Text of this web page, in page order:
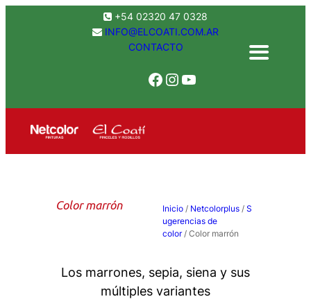
+54 02320 47 0328
INFO@ELCOATI.COM.AR
CONTACTO
Facebook Instagram YouTube
Color marrón Inicio / Netcolorplus / S
ugerencias de
color/ Color marrón
Los marrones, sepia, siena y sus
múltiples variantes